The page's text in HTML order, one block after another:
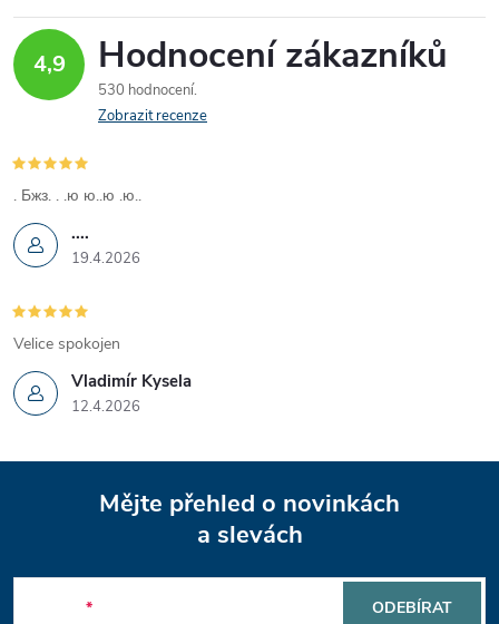
p
r
k
y
v
ý
p
i
s
u
4,9 Hodnocení zákazníků
530 hodnocení
Zobrazit recenze
....
19.4.2026
. Бжз. . .ю ю..ю .ю..
Vladimír Kysela
12.4.2026
Velice spokojen
Mějte přehled o novinkách
a slevách
ODEBÍRAT